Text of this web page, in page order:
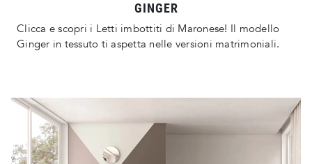
GINGER
Clicca e scopri i Letti imbottiti di Maronese! Il modello
Ginger in tessuto ti aspetta nelle versioni matrimoniali.